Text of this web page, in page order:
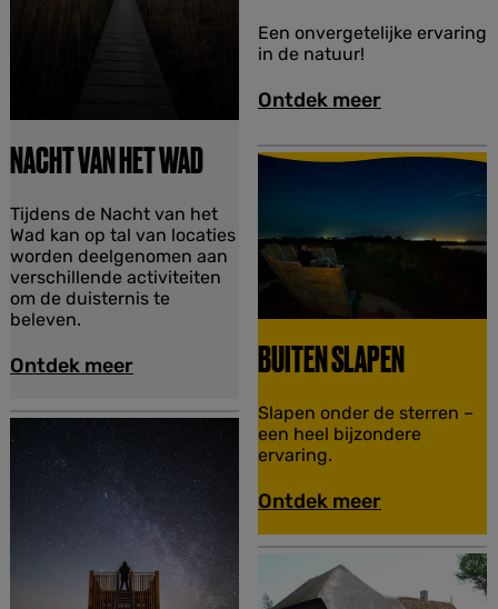
NACHT VAN HET WAD
N
a
c
h
t
v
n
h
t
W
d
Tijdens de Nacht van het
Wad kan op tal van locaties
worden deelgenomen aan
verschillende activiteiten
om de duisternis te
beleven.
Ontdek meer
S
t
r
r
n
d
g
o
S
c
h
e
r
m
n
Een onvergetelijke ervaring
in de natuur!
Ontdek meer
BUITEN SLAPEN
B
u
i
e
n
s
p
Slapen onder de sterren –
een heel bijzondere
ervaring.
Ontdek meer